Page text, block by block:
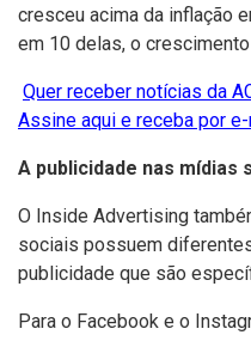
cresceu acima da inflação
em 10 delas, o
Quer receber notícias da
Assine aqui e receba por
A publicidade nas mídias
O Inside Advertising
sociais possuem
publicidade que são
Para o Facebook e o